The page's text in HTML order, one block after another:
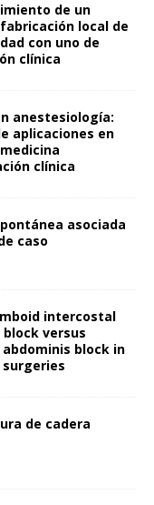
de un
local de
con uno de
clínica
anestesiología:
aplicaciones en
clínica
asociada
caso
intercostal
versus
block in
de cadera